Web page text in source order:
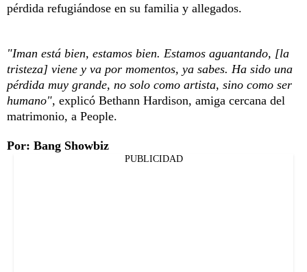
pérdida refugiándose en su familia y allegados.
"Iman está bien, estamos bien. Estamos aguantando, [la
tristeza] viene y va por momentos, ya sabes. Ha sido una
pérdida muy grande, no solo como artista, sino como ser
humano", explicó Bethann Hardison, amiga cercana del
matrimonio, a People.
Por: Bang Showbiz
PUBLICIDAD